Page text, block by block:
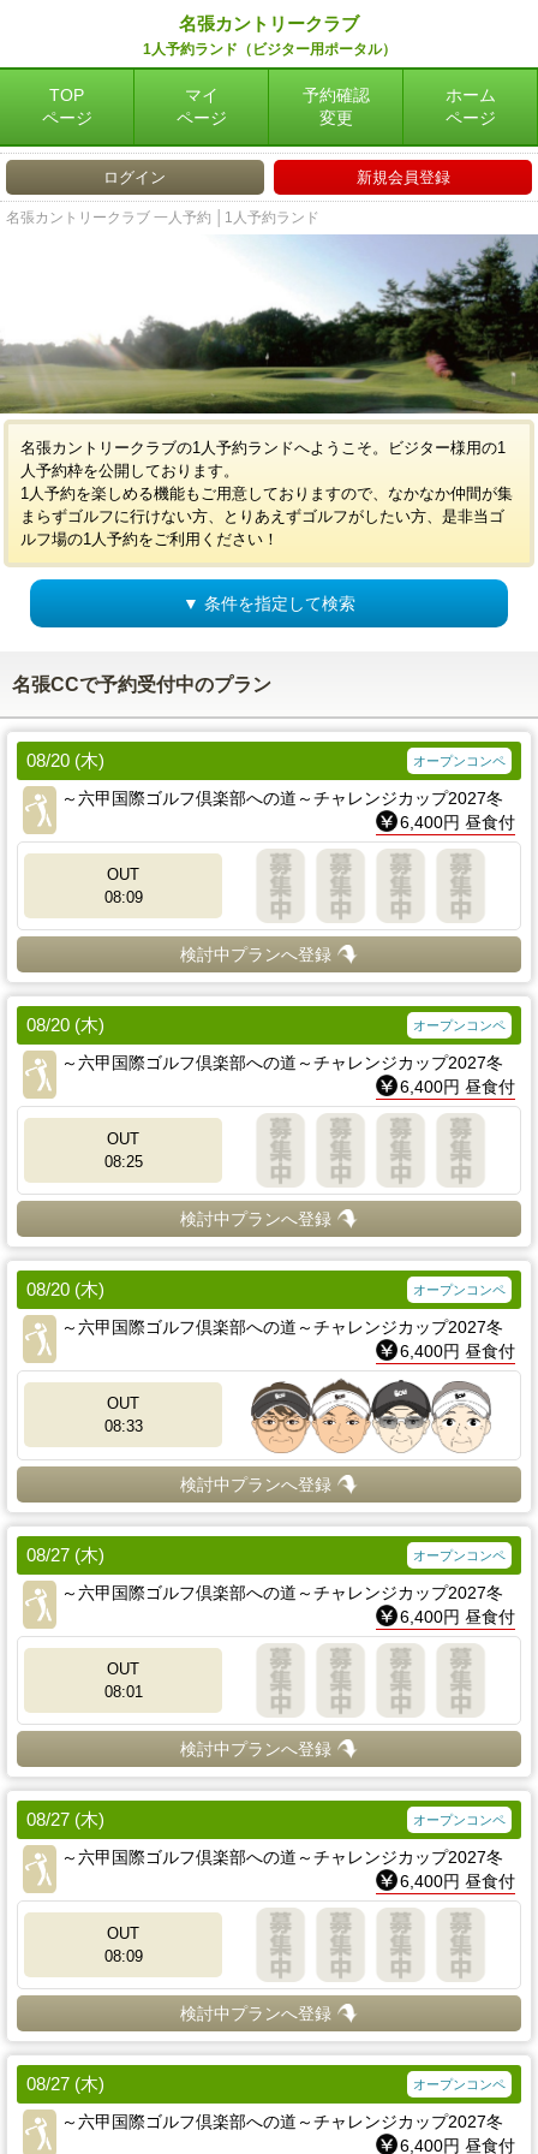
名張カントリークラブ
1人予約ランド（ビジター用ポータル）
TOP
ページ
マイ
ページ
予約確認
変更
ホーム
ページ
ログイン 新規会員登録
名張カントリークラブ 一人予約 │1人予約ランド
名張カントリークラブの1人予約ランドへようこそ。ビジター様用の1
人予約枠を公開しております。
1人予約を楽しめる機能もご用意しておりますので、なかなか仲間が集
まらずゴルフに行けない方、とりあえずゴルフがしたい方、是非当ゴ
ルフ場の1人予約をご利用ください！
▼ 条件を指定して検索
名張CCで予約受付中のプラン
08/20 (木) オープンコンペ
～六甲国際ゴルフ倶楽部への道～チャレンジカップ2027冬
6,400円 昼食付
OUT
08:09
検討中プランへ登録
08/20 (木) オープンコンペ
～六甲国際ゴルフ倶楽部への道～チャレンジカップ2027冬
6,400円 昼食付
OUT
08:25
検討中プランへ登録
08/20 (木) オープンコンペ
～六甲国際ゴルフ倶楽部への道～チャレンジカップ2027冬
6,400円 昼食付
OUT
08:33
検討中プランへ登録
08/27 (木) オープンコンペ
～六甲国際ゴルフ倶楽部への道～チャレンジカップ2027冬
6,400円 昼食付
OUT
08:01
検討中プランへ登録
08/27 (木) オープンコンペ
～六甲国際ゴルフ倶楽部への道～チャレンジカップ2027冬
6,400円 昼食付
OUT
08:09
検討中プランへ登録
08/27 (木) オープンコンペ
～六甲国際ゴルフ倶楽部への道～チャレンジカップ2027冬
6,400円 昼食付